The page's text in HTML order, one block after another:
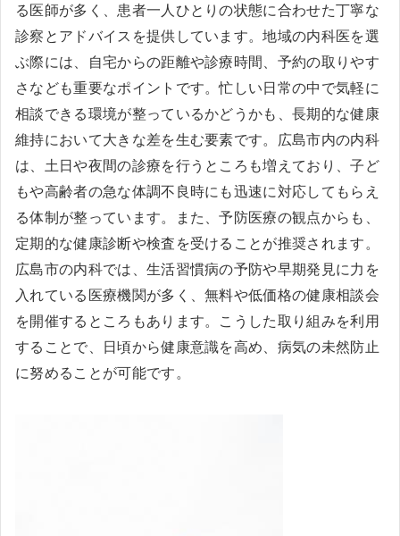
る医師が多く、患者一人ひとりの状態に合わせた丁寧な
診察とアドバイスを提供しています。地域の内科医を選
ぶ際には、自宅からの距離や診療時間、予約の取りやす
さなども重要なポイントです。忙しい日常の中で気軽に
相談できる環境が整っているかどうかも、長期的な健康
維持において大きな差を生む要素です。広島市内の内科
は、土日や夜間の診療を行うところも増えており、子ど
もや高齢者の急な体調不良時にも迅速に対応してもらえ
る体制が整っています。また、予防医療の観点からも、
定期的な健康診断や検査を受けることが推奨されます。
広島市の内科では、生活習慣病の予防や早期発見に力を
入れている医療機関が多く、無料や低価格の健康相談会
を開催するところもあります。こうした取り組みを利用
することで、日頃から健康意識を高め、病気の未然防止
に努めることが可能です。